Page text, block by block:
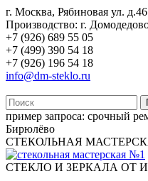
г. Москва, Рябиновая ул.
Производство: г.
+7 (926) 689 55 05
+7 (499) 390 54 18
+7 (926) 196 54 18
info@dm-steklo.ru
пример запроса: срочный
Бирюлёво
СТЕКОЛЬНАЯ
СТЕКЛО И ЗЕРКАЛА ОТ